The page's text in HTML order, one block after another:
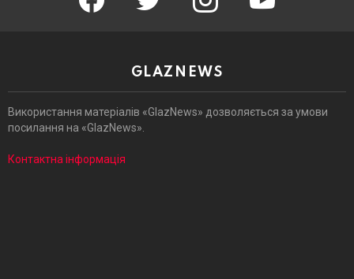
GLAZNEWS
Використання матеріалів «GlazNews» дозволяється за умови
посилання на «GlazNews».
Контактна інформація